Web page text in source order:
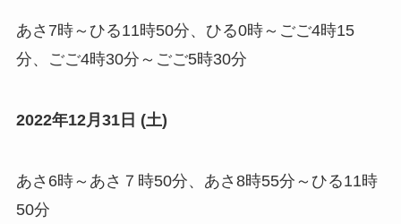
あさ7時～ひる11時50分、ひる0時～ごご4時15
分、ごご4時30分～ごご5時30分
2022年12月31日 (土)
あさ6時～あさ７時50分、あさ8時55分～ひる11時
50分